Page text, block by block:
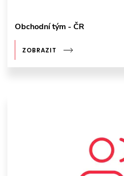
Obchodní tým - ČR
ZOBRAZIT